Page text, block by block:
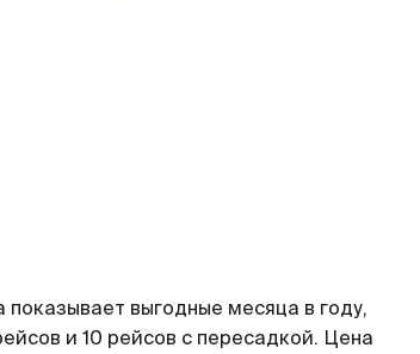
выгодные месяца в году,
и 10 рейсов с пересадкой. Цена